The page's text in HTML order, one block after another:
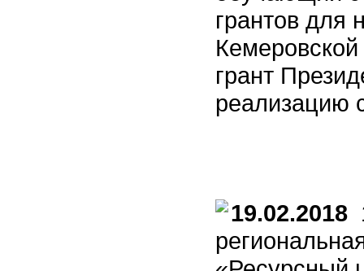
грантов для
грант
реализацию
19.02.2018